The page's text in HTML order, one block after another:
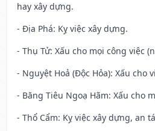
hay xây dựng.
- Địa Phá: Kỵ việc xây dựng.
- Thụ Tử: Xấu cho mọi công việc
- Nguyệt Hoả (Độc Hỏa): Xấu cho
- Băng Tiêu Ngoạ Hãm: Xấu cho
- Thổ Cẩm: Kỵ việc xây dựng, an